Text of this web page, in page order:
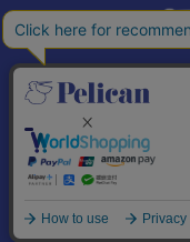
個人情報の取り扱い
© Pelican